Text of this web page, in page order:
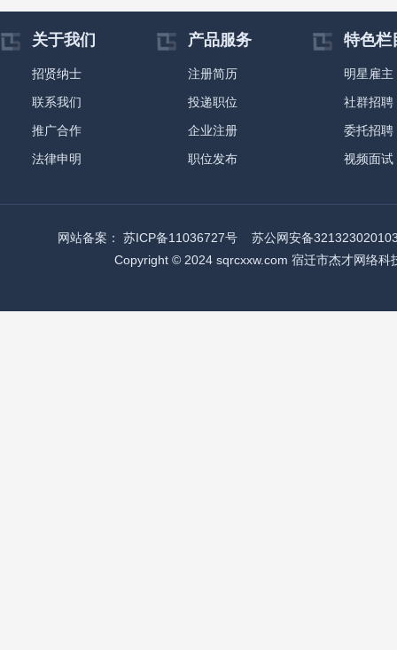
关于我们
招贤纳士
联系我们
推广合作
法律申明
产品服务
注册简历
投递职位
企业注册
职位发布
特色栏
明星雇主
社群招聘
委托招聘
视频面试
网站备案： 苏ICP备11036727号
苏公网安备
Copyright © 2024 sqrcxxw.com 宿迁市杰才网络